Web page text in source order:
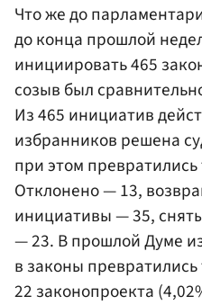
Что же до
до конца прошлой
инициировать 465
созыв был
Из 465 инициатив
избранников решена
при этом превратились
Отклонено — 13,
инициативы — 35,
— 23. В прошлой Думе
в законы превратились
22 законопроекта